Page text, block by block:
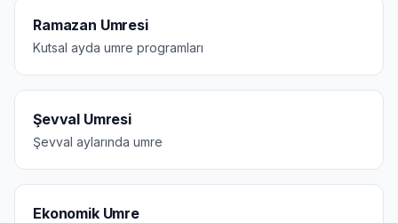
Ramazan Umresi
Kutsal ayda umre programları
Şevval Umresi
Şevval aylarında umre
Ekonomik Umre